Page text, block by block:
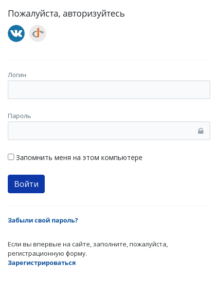
Пожалуйста, авторизуйтесь
Логин
Пароль
Запомнить меня на этом компьютере
Забыли свой пароль?
Если вы впервые на сайте, заполните, пожалуйста,
регистрационную форму.
Зарегистрироваться